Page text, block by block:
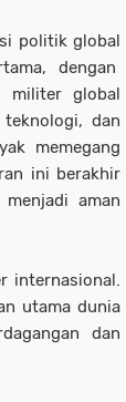
politik global
dengan
militer global
dan
memegang
ini berakhir
aman
internasional.
utama dunia
dan